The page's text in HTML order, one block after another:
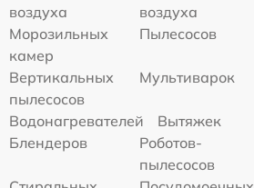
воздуха
воздуха
Морозильных
камер
Пылесосов
Вертикальных
пылесосов
Мультиварок
Водонагревателей
Вытяжек
Блендеров
Роботов-
пылесосов